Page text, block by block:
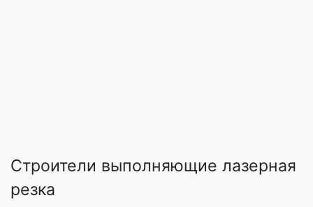
Строители выполняющие лазерная
резка